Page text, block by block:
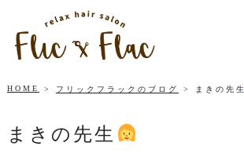
HOME フリックフラックのブログ まきの先生
まきの先生